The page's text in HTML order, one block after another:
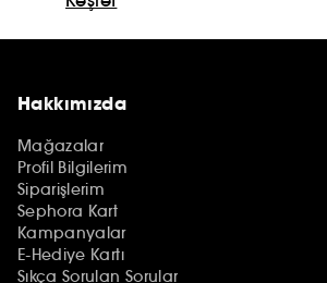
Hakkımızda
Mağazalar
Profil Bilgilerim
Siparişlerim
Sephora Kart
Kampanyalar
E-Hediye Kartı
Sıkça Sorulan Sorular